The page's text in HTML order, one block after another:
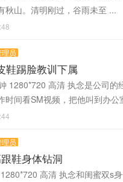
秋山。清明刚过，谷雨未至 ...
员
鞋踢脸教训下属
1280*720 高清 执念是公司的
时间看SM视频，把他叫到办公
员
鞋身体钻洞
高清 执念和闺蜜双s